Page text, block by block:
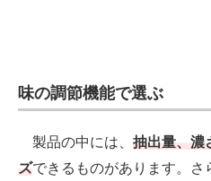
味の調節機能で選ぶ
製品の中には、 抽出量、濃
ズできるものがあります。さ